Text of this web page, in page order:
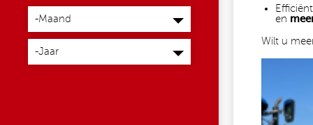
Maand
-Maand
Jaar
-Jaar
en
Wilt u